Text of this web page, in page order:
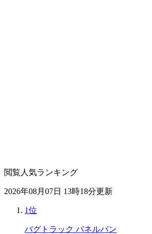
閲覧人気ランキング
2026年08月07日 13時18分更新
1位
バグトラック パネルバン